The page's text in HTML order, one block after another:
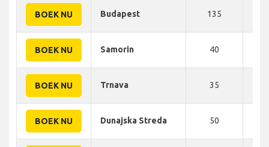
BOEK NU Budapest 135
BOEK NU Samorin 40
BOEK NU Trnava 35
BOEK NU Dunajska Streda 50